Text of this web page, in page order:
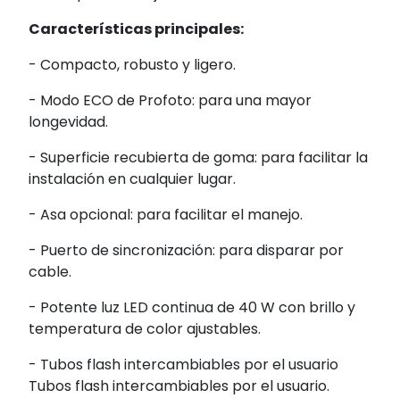
Características principales:
- Compacto, robusto y ligero.
- Modo ECO de Profoto: para una mayor
longevidad.
- Superficie recubierta de goma: para facilitar la
instalación en cualquier lugar.
- Asa opcional: para facilitar el manejo.
- Puerto de sincronización: para disparar por
cable.
- Potente luz LED continua de 40 W con brillo y
temperatura de color ajustables.
- Tubos flash intercambiables por el usuario
Tubos flash intercambiables por el usuario.